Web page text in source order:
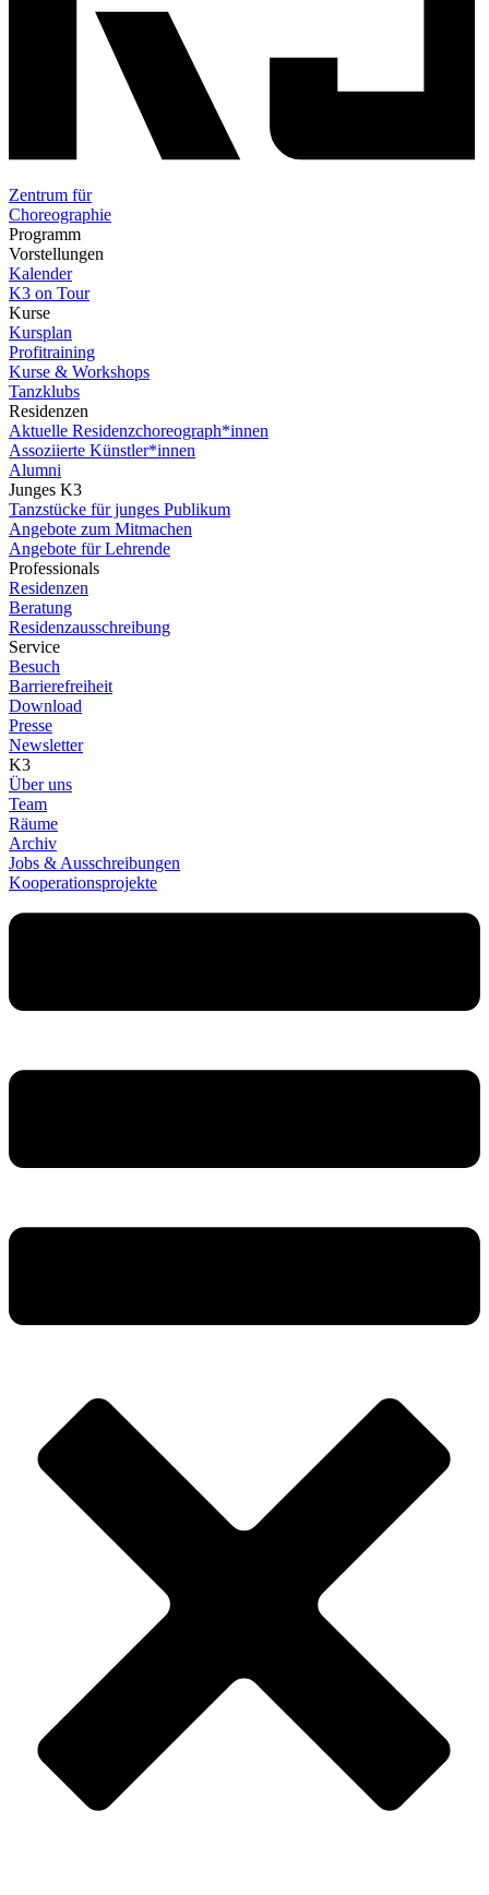
Zentrum für
Choreographie
Programm
Vorstellungen
Kalender
K3 on Tour
Kurse
Kursplan
Profitraining
Kurse & Workshops
Tanzklubs
Residenzen
Aktuelle Residenzchoreograph*innen
Assoziierte Künstler*innen
Alumni
Junges K3
Tanzstücke für junges Publikum
Angebote zum Mitmachen
Angebote für Lehrende
Professionals
Residenzen
Beratung
Residenzausschreibung
Service
Besuch
Barrierefreiheit
Download
Presse
Newsletter
K3
Über uns
Team
Räume
Archiv
Jobs & Ausschreibungen
Kooperationsprojekte